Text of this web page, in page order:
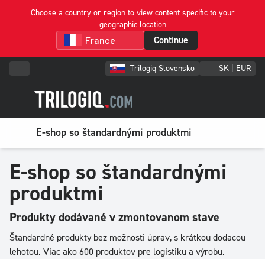
Choose a country or region to view content specific to your
geographic location
Continue
Trilogiq Slovensko SK | EUR
E-shop so štandardnými produktmi
E-shop so štandardnými
produktmi
Produkty dodávané v zmontovanom stave
Štandardné produkty bez možnosti úprav, s krátkou dodacou
lehotou. Viac ako 600 produktov pre logistiku a výrobu.